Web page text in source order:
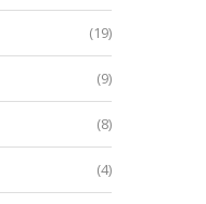
(19)
(9)
(8)
(4)